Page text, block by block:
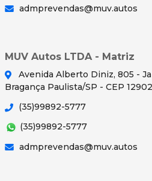
admprevendas@muv.autos
MUV Autos LTDA - Matriz
Avenida Alberto Diniz, 805 -
Bragança Paulista/SP - CEP
(35)99892-5777
(35)99892-5777
admprevendas@muv.autos